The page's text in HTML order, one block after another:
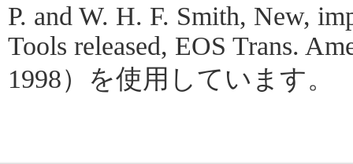
P. and W. H. F. Smith, New,
Tools released, EOS Trans.
1998）を使用しています。